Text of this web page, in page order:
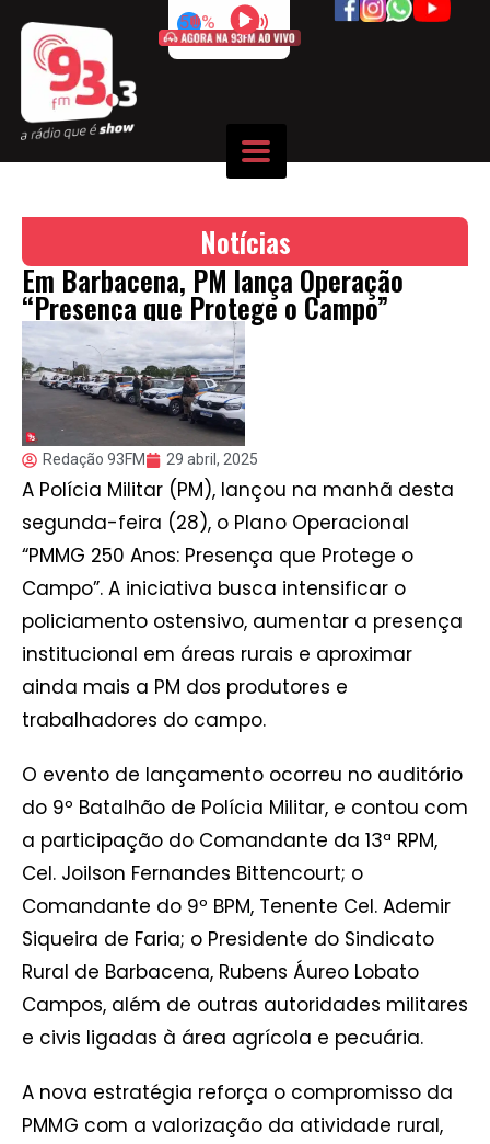
50%
Notícias
Em Barbacena, PM lança Operação
“Presença que Protege o Campo”
Redação 93FM 29 abril, 2025
A Polícia Militar (PM), lançou na manhã desta
segunda-feira (28), o Plano Operacional
“PMMG 250 Anos: Presença que Protege o
Campo”. A iniciativa busca intensificar o
policiamento ostensivo, aumentar a presença
institucional em áreas rurais e aproximar
ainda mais a PM dos produtores e
trabalhadores do campo.
O evento de lançamento ocorreu no auditório
do 9º Batalhão de Polícia Militar, e contou com
a participação do Comandante da 13ª RPM,
Cel. Joilson Fernandes Bittencourt; o
Comandante do 9º BPM, Tenente Cel. Ademir
Siqueira de Faria; o Presidente do Sindicato
Rural de Barbacena, Rubens Áureo Lobato
Campos, além de outras autoridades militares
e civis ligadas à área agrícola e pecuária.
A nova estratégia reforça o compromisso da
PMMG com a valorização da atividade rural,